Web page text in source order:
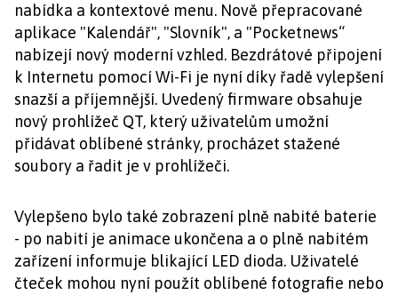
nabídka a kontextové menu. Nově přepracované
aplikace "Kalendář", "Slovník", a "Pocketnews“
nabízejí nový moderní vzhled. Bezdrátové připojení
k Internetu pomocí Wi-Fi je nyní díky řadě vylepšení
snazší a příjemnější. Uvedený firmware obsahuje
nový prohlížeč QT, který uživatelům umožní
přidávat oblíbené stránky, procházet stažené
soubory a řadit je v prohlížeči.
Vylepšeno bylo také zobrazení plně nabité baterie
- po nabití je animace ukončena a o plně nabitém
zařízení informuje blikající LED dioda. Uživatelé
čteček mohou nyní použít oblíbené fotografie nebo